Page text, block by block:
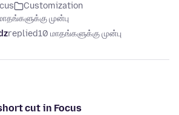
Customization
முன்பு
replied10 மாதங்களுக்கு முன்பு
cut in Focus